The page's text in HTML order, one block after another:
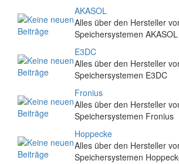
AKASOL
Alles über den Hersteller
Speichersystemen AKASOL
E3DC
Alles über den Hersteller
Speichersystemen E3DC
Fronius
Alles über den Hersteller
Speichersystemen Fronius
Hoppecke
Alles über den Hersteller
Speichersystemen